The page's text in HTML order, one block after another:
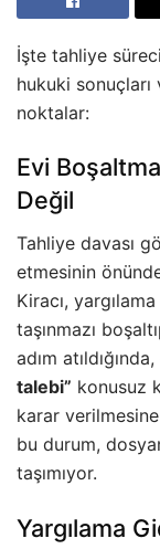
İşte tahliye
hukuki
noktalar:
Evi
Değil
Tahliye davası
etmesinin
Kiracı,
taşınmazı
adım
talebi” konusuz
karar
bu durum,
taşımıyor.
Yargılama